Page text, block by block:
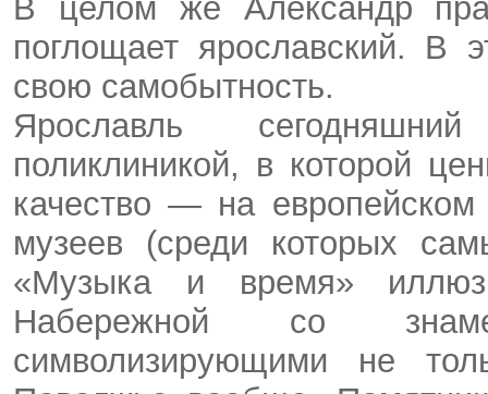
В целом же Александр
поглощает ярославский. В
свою самобытность.
Ярославль
поликлиникой, в которой
качество — на
музеев (среди которых
«Музыка и время»
Набережной со
символизирующими не